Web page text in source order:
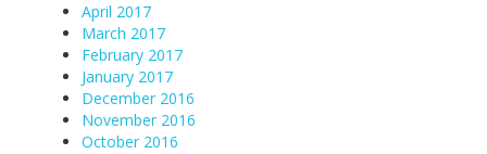
April 2017
March 2017
February 2017
January 2017
December 2016
November 2016
October 2016